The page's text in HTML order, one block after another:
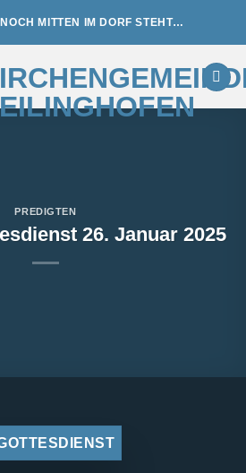
MITTEN IM DORF STEHT…
PREDIGTEN
26. Januar 2025